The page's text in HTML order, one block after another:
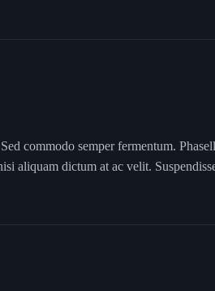
commodo semper fermentum.
aliquam dictum at ac velit.